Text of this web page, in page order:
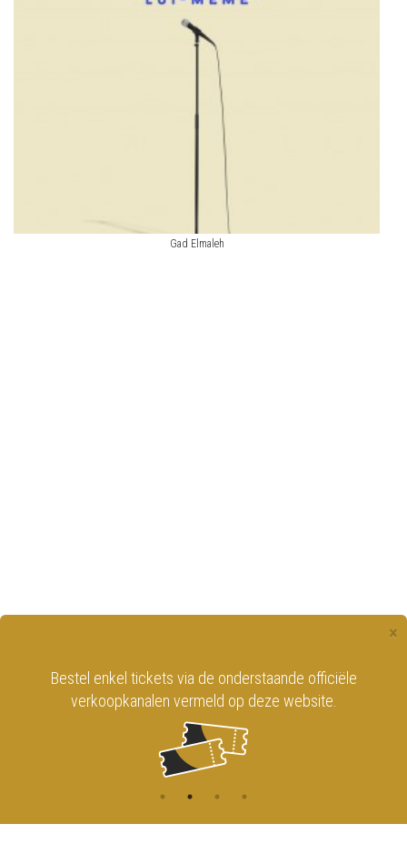
Gad Elmaleh
×
Bestel enkel tickets via de onderstaande officiële
verkoopkanalen vermeld op deze website.